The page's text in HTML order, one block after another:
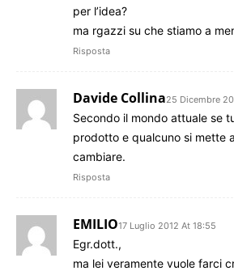
per l’idea?
ma rgazzi su che stiamo a
Risposta
Davide Collina25 Dicembre
Secondo il mondo attuale se
prodotto e qualcuno si mette
cambiare.
Risposta
EMILIO17 Luglio 2012 At 18:55
Egr.dott.,
ma lei veramente vuole farci